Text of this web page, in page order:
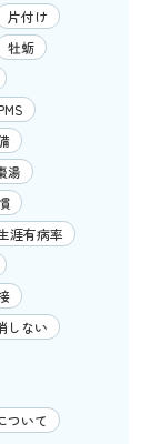
片付け
牡蛎
湯
涯有病率
しない
ついて